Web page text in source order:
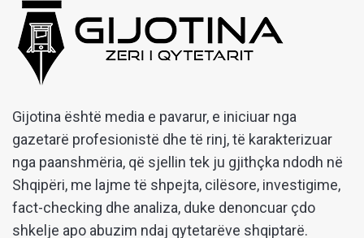
Gijotina është media e pavarur, e iniciuar nga
gazetarë profesionistë dhe të rinj, të karakterizuar
nga paanshmëria, që sjellin tek ju gjithçka ndodh në
Shqipëri, me lajme të shpejta, cilësore, investigime,
fact-checking dhe analiza, duke denoncuar çdo
shkelje apo abuzim ndaj qytetarëve shqiptarë.